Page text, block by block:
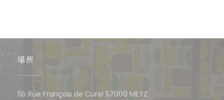
場所
5b Rue François de Curel 57000 METZ